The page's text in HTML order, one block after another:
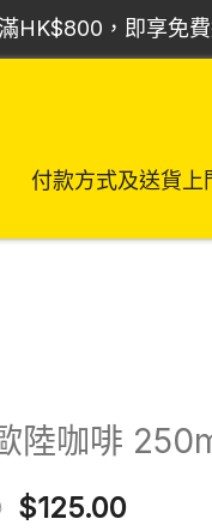
HK$800，即享免費
付款方式及送貨上
陸咖啡
Original
$125.00